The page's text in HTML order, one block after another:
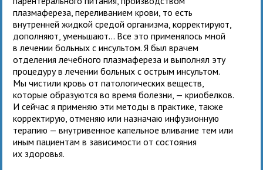
плазмафереза, переливанием крови, то есть
внутренней жидкой средой организма, корректируют,
дополняют, уменьшают... Все это применялось мной
в лечении больных с инсультом. Я был врачем
отделения лечебного плазмафереза и выполнял эту
процедуру в лечении больных с острым инсультом.
Мы чистили кровь от патологических веществ,
которые образуются во время болезни, — криобелков.
И сейчас я применяю эти методы в практике, также
корректирую, отменяю или назначаю инфузионную
терапию — внутривенное капельное вливание тем или
иным пациентам в зависимости от состояния
их здоровья.